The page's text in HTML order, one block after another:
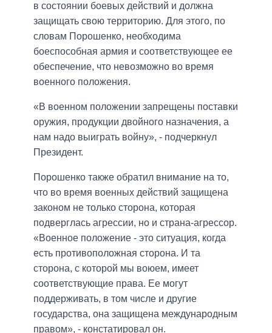
в состоянии боевых действий и должна
защищать свою территорию. Для этого, по
словам Порошенко, необходима
боеспособная армия и соответствующее ее
обеспечение, что невозможно во время
военного положения.
«В военном положении запрещены поставки
оружия, продукции двойного назначения, а
нам надо выиграть войну», - подчеркнул
Президент.
Порошенко также обратил внимание на то,
что во время военных действий защищена
законом не только сторона, которая
подверглась агрессии, но и страна-агрессор.
«Военное положение - это ситуация, когда
есть противоположная сторона. И та
сторона, с которой мы воюем, имеет
соответствующие права. Ее могут
поддерживать, в том числе и другие
государства, она защищена международным
правом», - констатировал он.